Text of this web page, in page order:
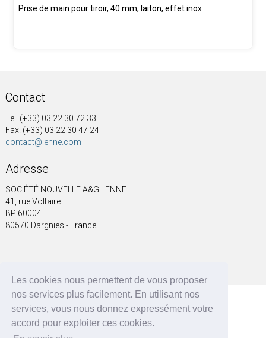
Les cookies nous permettent de vous proposer
nos services plus facilement. En utilisant nos
services, vous nous donnez expressément votre
accord pour exploiter ces cookies.
Prise de main pour tiroir, 40 mm, laiton, effet inox
Contact
Tel. (+33) 03 22 30 72 33
Fax. (+33) 03 22 30 47 24
contact@lenne.com
Adresse
SOCIÉTÉ NOUVELLE A&G LENNE
41, rue Voltaire
BP 60004
80570 Dargnies - France